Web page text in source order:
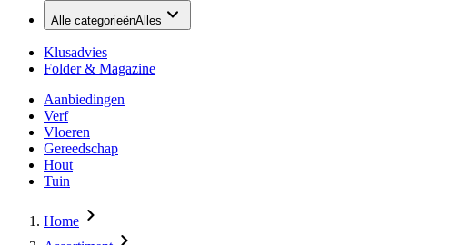
Alle categorieënAlles
Klusadvies
Folder & Magazine
Aanbiedingen
Verf
Vloeren
Gereedschap
Hout
Tuin
Home